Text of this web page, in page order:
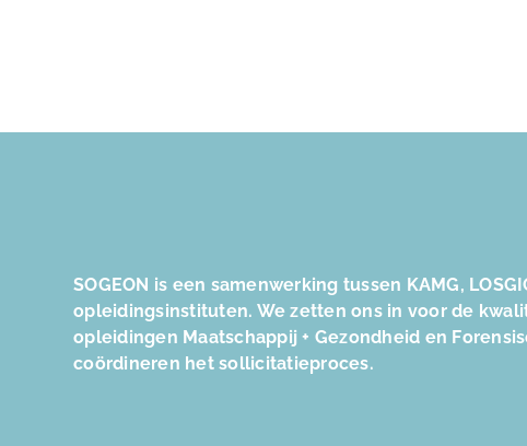
SOGEON is een samenwerking tussen KAMG,
opleidingsinstituten. We zetten ons in voor de
opleidingen Maatschappij + Gezondheid en
coördineren het sollicitatieproces.